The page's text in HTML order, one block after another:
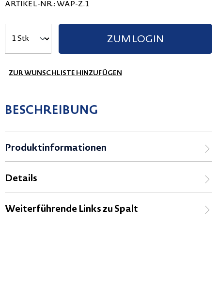
ARTIKEL-NR.: WAP-Z.1
ZUM LOGIN
ZUR WUNSCHLISTE HINZUFÜGEN
BESCHREIBUNG
Produktinformationen
Details
Weiterführende Links zu Spalt